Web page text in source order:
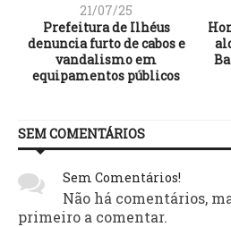
21/07/25
Prefeitura de Ilhéus
denuncia furto de cabos e
vandalismo em
equipamentos públicos
SEM COMENTÁRIOS
Sem Comentários!
Não há comentários,
primeiro a comentar.